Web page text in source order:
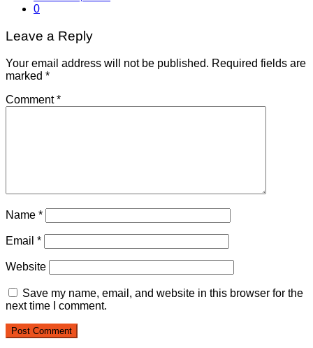
0
Leave a Reply
Your email address will not be published. Required fields are
marked *
Comment*
Name *
Email *
Website
Save my name, email, and website in this browser for the
next time I comment.